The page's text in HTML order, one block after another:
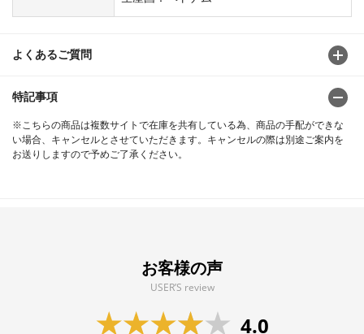
よくあるご質問
特記事項
※こちらの商品は複数サイトで在庫を共有している為、商品の手配ができな
い場合、キャンセルとさせていただきます。キャンセルの際は別途ご案内を
お送りしますので予めご了承ください。
お客様の声
USER’S review
4.0